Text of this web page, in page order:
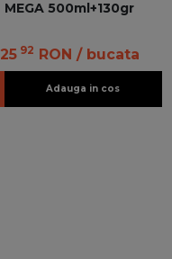
MEGA 500ml+130gr
25 92 RON / bucata
Adauga in cos